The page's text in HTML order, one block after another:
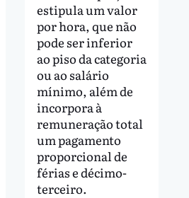
estipula um valor
por hora, que não
pode ser inferior
ao piso da categoria
ou ao salário
mínimo, além de
incorpora à
remuneração total
um pagamento
proporcional de
férias e décimo-
terceiro.